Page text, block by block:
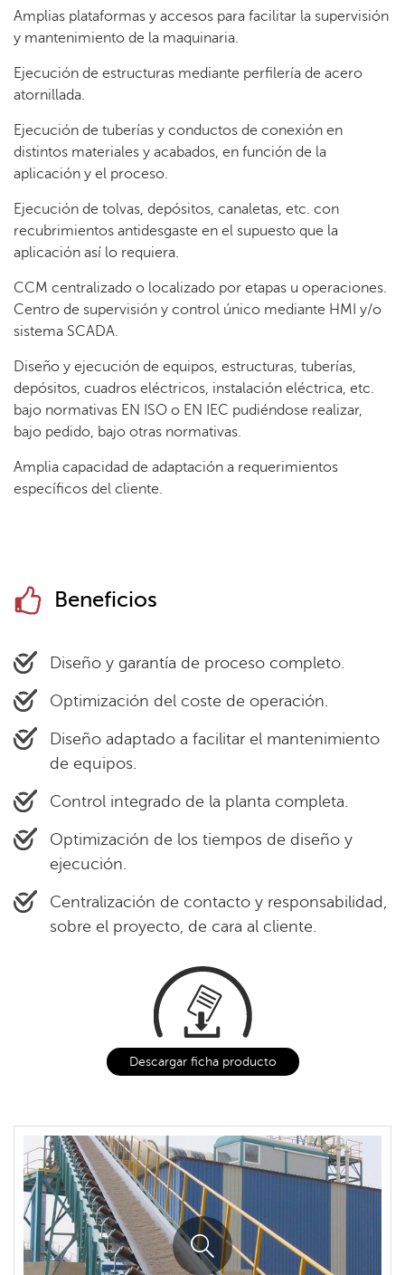
Amplias plataformas y accesos para facilitar la supervisión
y mantenimiento de la maquinaria.
Ejecución de estructuras mediante perfilería de acero
atornillada.
Ejecución de tuberías y conductos de conexión en
distintos materiales y acabados, en función de la
aplicación y el proceso.
Ejecución de tolvas, depósitos, canaletas, etc. con
recubrimientos antidesgaste en el supuesto que la
aplicación así lo requiera.
CCM centralizado o localizado por etapas u operaciones.
Centro de supervisión y control único mediante HMI y/o
sistema SCADA.
Diseño y ejecución de equipos, estructuras, tuberías,
depósitos, cuadros eléctricos, instalación eléctrica, etc.
bajo normativas EN ISO o EN IEC pudiéndose realizar,
bajo pedido, bajo otras normativas.
Amplia capacidad de adaptación a requerimientos
específicos del cliente.
Beneficios
Diseño y garantía de proceso completo.
Optimización del coste de operación.
Diseño adaptado a facilitar el mantenimiento
de equipos.
Control integrado de la planta completa.
Optimización de los tiempos de diseño y
ejecución.
Centralización de contacto y responsabilidad,
sobre el proyecto, de cara al cliente.
Descargar ficha producto